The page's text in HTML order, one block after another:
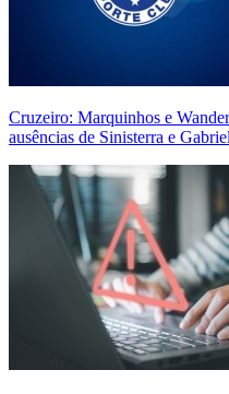
Cruzeiro: Marquinhos e
ausências de Sinisterra e